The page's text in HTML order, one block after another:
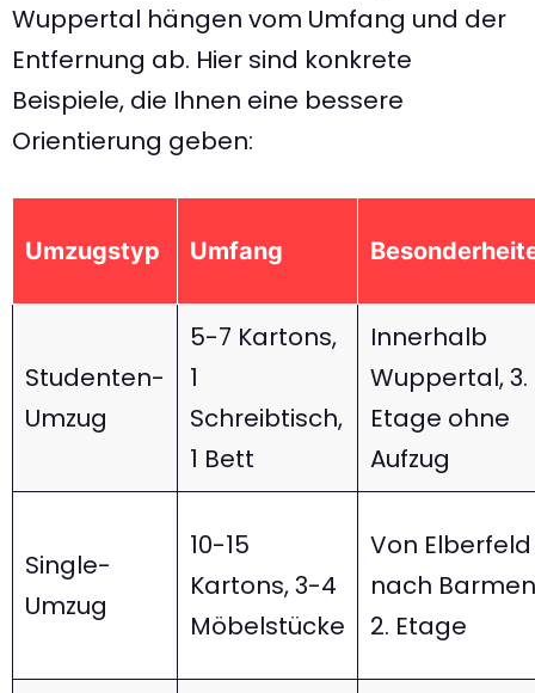
Wuppertal hängen vom Umfang und der
Entfernung ab. Hier sind konkrete
Beispiele, die Ihnen eine bessere
Orientierung geben:
Umzugstyp Umfang
Studenten-
Umzug
5-7 Kartons,
1
Schreibtisch,
1 Bett
Innerhalb
Wuppertal, 3.
Etage ohne
Aufzug
Single-
Umzug
10-15
Kartons, 3-4
Möbelstücke
Von Elberfeld
nach
2. Etage